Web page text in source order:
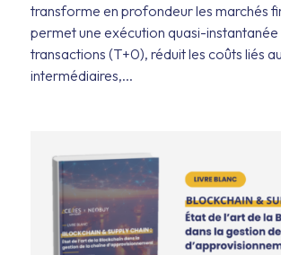
transforme en profondeur les marchés
permet une exécution quasi-instantanée
transactions (T+0), réduit les coûts liés
intermédiaires,...